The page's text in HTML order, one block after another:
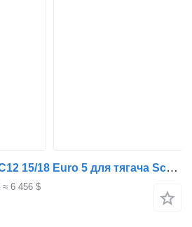
Двигатель Scania DC12 15/18 Euro 5 для тягача Scania R 2006-2012
≈ 6 456 $